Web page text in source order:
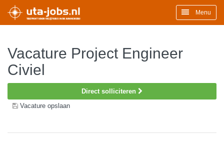
Menu
Vacature Project Engineer
Civiel
Direct solliciteren
Vacature opslaan